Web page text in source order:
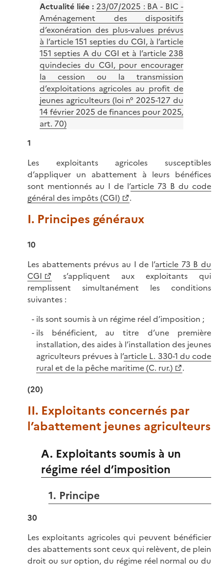
Actualité liée : 23/07/2025 : BA - BIC -
Aménagement des dispositifs
d’exonération des plus-values prévus
à l’article 151 septies du CGI, à l’article
151 septies A du CGI et à l’article 238
quindecies du CGI, pour encourager
la cession ou la transmission
d’exploitations agricoles au profit de
jeunes agriculteurs (loi n° 2025-127 du
14 février 2025 de finances pour 2025,
art. 70)
1
Les exploitants agricoles susceptibles
d’appliquer un abattement à leurs bénéfices
sont mentionnés au I de l’article 73 B du code
général des impôts (CGI)
.
I. Principes généraux
10
Les abattements prévus au I de l’article 73 B du
CGI
s’appliquent aux exploitants qui
remplissent simultanément les conditions
suivantes :
ils sont soumis à un régime réel d’imposition ;
ils bénéficient, au titre d’une première
installation, des aides à l’installation des jeunes
agriculteurs prévues à l’article L. 330-1 du code
rural et de la pêche maritime (C. rur.)
.
(20)
II. Exploitants concernés par
l’abattement jeunes agriculteurs
A. Exploitants soumis à un
régime réel d’imposition
1. Principe
30
Les exploitants agricoles qui peuvent bénéficier
des abattements sont ceux qui relèvent, de plein
droit ou sur option, du régime réel normal ou du